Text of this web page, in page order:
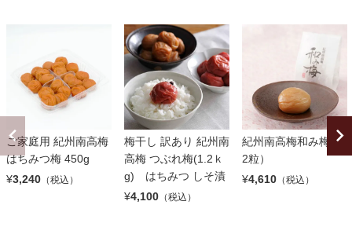
ご家庭用 紀州南高梅
はちみつ梅 450g
¥3,240 （税込）
梅干し 訳あり 紀州南
高梅 つぶれ梅(1.2ｋ
g) はちみつ しそ漬
¥4,100 （税込）
紀州南高梅和み梅（1
2粒）
¥4,610 （税込）